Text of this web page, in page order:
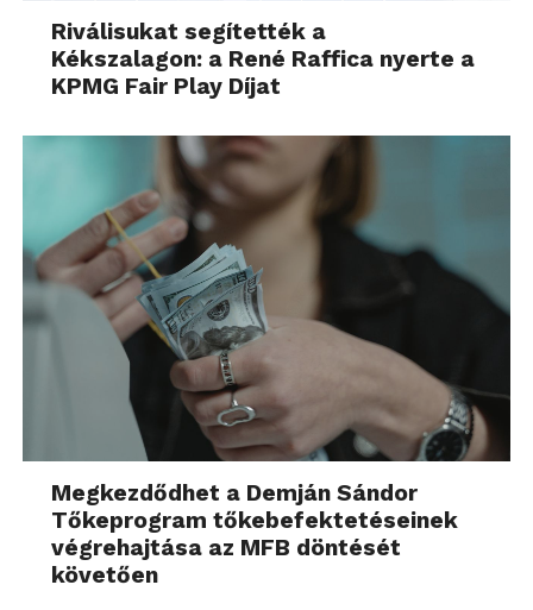
Riválisukat segítették a
Kékszalagon: a René Raffica nyerte a
KPMG Fair Play Díjat
Megkezdődhet a Demján Sándor
Tőkeprogram tőkebefektetéseinek
végrehajtása az MFB döntését
követően